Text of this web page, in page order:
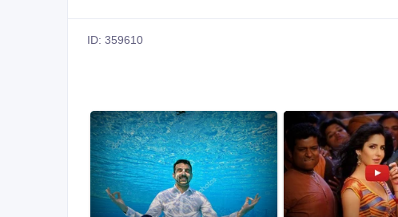
ID: 359610